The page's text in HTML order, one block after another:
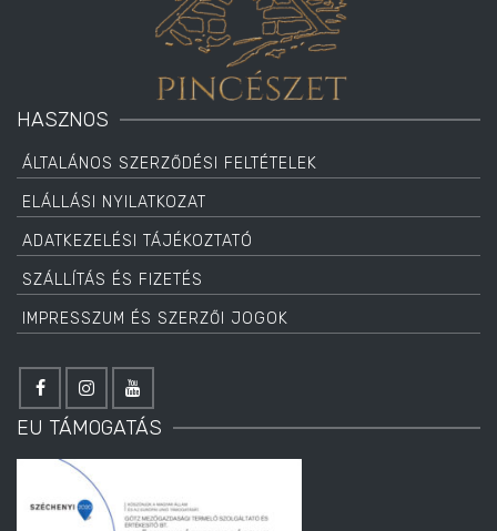
HASZNOS
ÁLTALÁNOS SZERZŐDÉSI FELTÉTELEK
ELÁLLÁSI NYILATKOZAT
ADATKEZELÉSI TÁJÉKOZTATÓ
SZÁLLÍTÁS ÉS FIZETÉS
IMPRESSZUM ÉS SZERZŐI JOGOK
EU TÁMOGATÁS